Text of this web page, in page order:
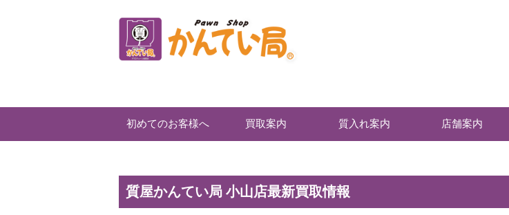
初めてのお客様へ 買取案内 質入れ案内 店舗案内
質屋かんてい局 小山店最新買取情報